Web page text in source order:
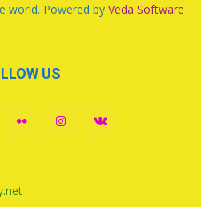
world. Powered by Veda Software
US